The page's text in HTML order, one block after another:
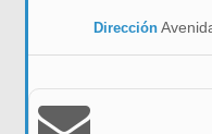
Dirección